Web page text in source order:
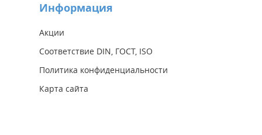
Информация
Акции
Соответствие DIN, ГОСТ, ISO
Политика конфиденциальности
Карта сайта